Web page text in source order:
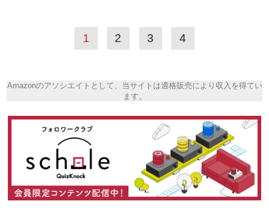
1 2 3 4
Amazonのアソシエイトとして、当サイトは適格販売により収入を得てい
ます。